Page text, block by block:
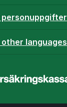
personuppgifter
languages
Startsidan